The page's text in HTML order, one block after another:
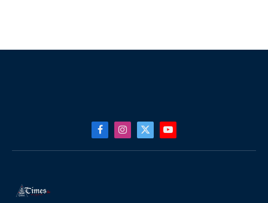
FacebookInstagram
X
YouTube